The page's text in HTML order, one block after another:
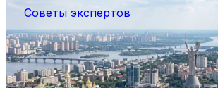
Советы экспертов